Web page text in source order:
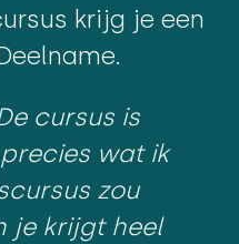
krijg je een
cursus is
wat ik
zou
je krijgt heel